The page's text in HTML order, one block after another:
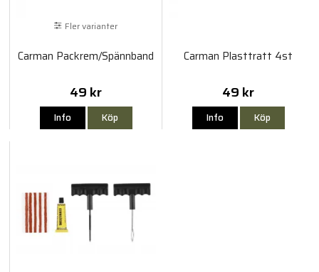
Fler varianter
Carman Packrem/Spännband
49 kr
Info Köp
Carman Plasttratt 4st
49 kr
Info Köp